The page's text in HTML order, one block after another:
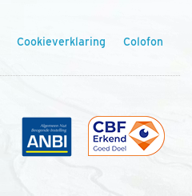
Cookieverklaring Colofon